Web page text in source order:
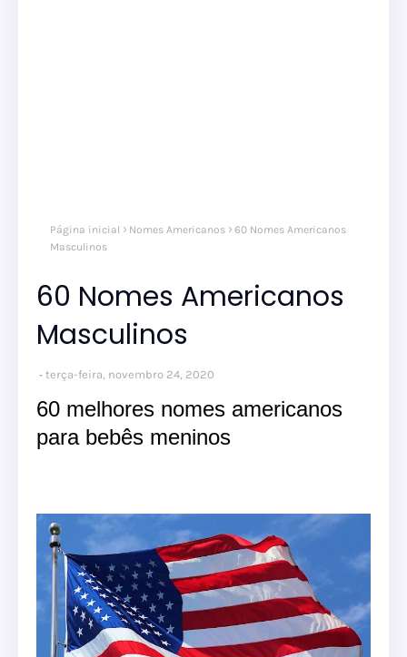
Página inicial Nomes Americanos
60 Nomes Americanos
Masculinos
60 Nomes Americanos
Masculinos
terça-feira, novembro 24, 2020
60 melhores nomes americanos
para bebês meninos